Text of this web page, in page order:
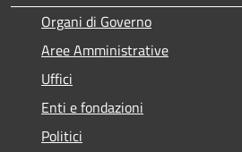
Organi di Governo
Aree Amministrative
Uffici
Enti e fondazioni
Politici